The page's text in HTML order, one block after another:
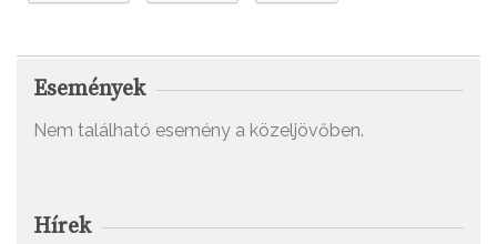
Események
Nem található esemény a közeljövőben.
Hírek